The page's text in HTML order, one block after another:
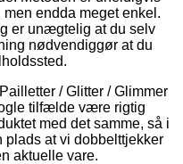
endda meget enkel.
er unægtelig at du selv
nødvendiggør at du
/ Glitter / Glimmer
tilfælde være rigtig
med det samme, så i
plads at vi dobbelttjekker
aktuelle vare.